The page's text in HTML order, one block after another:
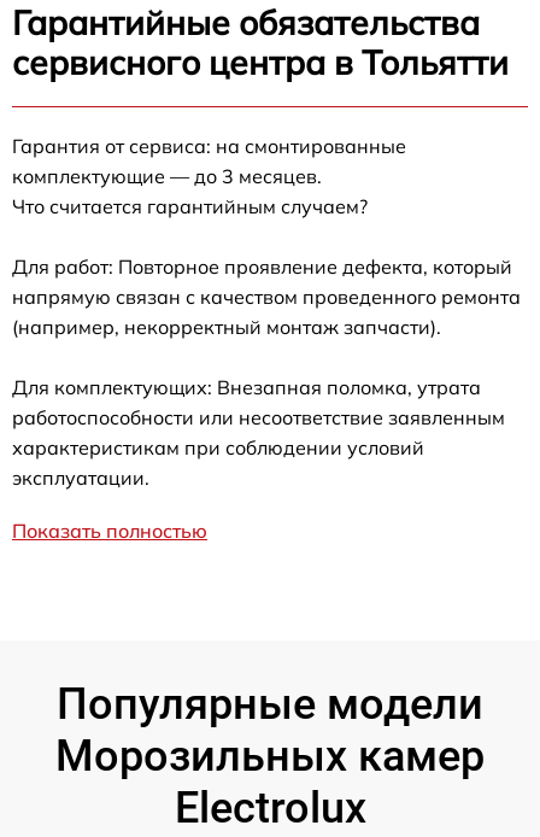
Гарантийные обязательства
сервисного центра в Тольятти
Гарантия от сервиса: на смонтированные
комплектующие — до 3 месяцев.
Что считается гарантийным случаем?
Для работ: Повторное проявление дефекта, который
напрямую связан с качеством проведенного ремонта
(например, некорректный монтаж запчасти).
Для комплектующих: Внезапная поломка, утрата
работоспособности или несоответствие заявленным
характеристикам при соблюдении условий
эксплуатации.
Показать полностью
Популярные модели
Морозильных камер
Electrolux